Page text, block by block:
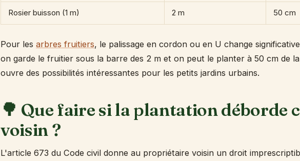
Rosier buisson (1 m) 2 m 50 cm
Pour les arbres fruitiers, le palissage en cordon ou en U change
on garde le fruitier sous la barre des 2 m et on peut le planter à 50 cm de
ouvre des possibilités intéressantes pour les petits jardins urbains.
🌳 Que faire si la plantation déborde
voisin ?
L'article 673 du Code civil donne au propriétaire voisin un droit